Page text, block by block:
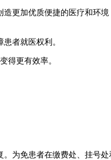
更加优质便捷的医疗和环
者就医权利。
得更有效率。
为免患者在缴费处、挂号